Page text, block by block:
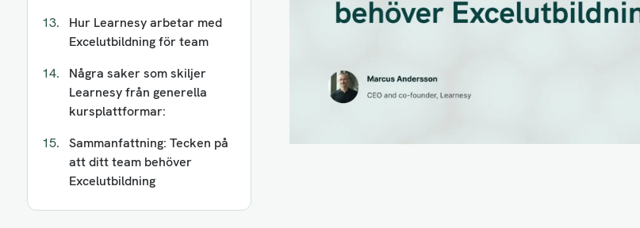
Hur Learnesy arbetar med
Excelutbildning för team
Några saker som skiljer
Learnesy från generella
kursplattformar:
Sammanfattning: Tecken på
att ditt team behöver
Excelutbildning